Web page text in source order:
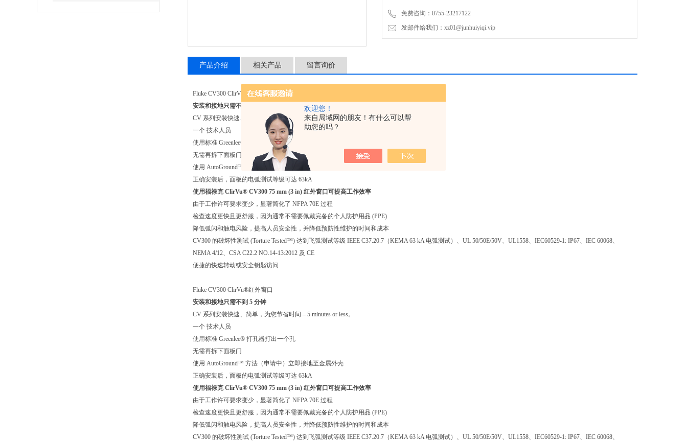
欢迎您！
来自局域网的朋友！有什么可以帮
助您的吗？
一个 技术人员
免费咨询：0755-23217122
发邮件给我们：xz01@junhuiyiqi.vip
产品介绍 相关产品 留言询价
Fluke CV300 ClirVu®红外窗口
安装和接地只需不到 5 分钟
CV 系列安装快速、简单，为您节省时间 – 5 minutes or less。
一个 技术人员
使用标准 Greenlee® 打孔器打出一个孔
无需再拆下面板门
使用 AutoGround™ 方法（申请中）立即接地至金属外壳
正确安装后，面板的电弧测试等级可达 63kA
使用福禄克 ClirVu® CV300 75 mm (3 in) 红外窗口可提高工作效率
由于工作许可要求变少，显著简化了 NFPA 70E 过程
检查速度更快且更舒服，因为通常不需要佩戴完备的个人防护用品 (PPE)
降低弧闪和触电风险，提高人员安全性，并降低预防性维护的时间和成本
CV300 的破坏性测试 (Torture Tested™) 达到飞弧测试等级 IEEE C37.20.7（KEMA 63 kA 电弧测试）、UL 50/50E/50V、UL1558、IEC60529-1: IP67、IEC 60068、
NEMA 4/12、CSA C22.2 NO.14-13:2012 及 CE
便捷的快速转动或安全钥匙访问
Fluke CV300 ClirVu®红外窗口
安装和接地只需不到 5 分钟
CV 系列安装快速、简单，为您节省时间 – 5 minutes or less。
一个 技术人员
使用标准 Greenlee® 打孔器打出一个孔
无需再拆下面板门
使用 AutoGround™ 方法（申请中）立即接地至金属外壳
正确安装后，面板的电弧测试等级可达 63kA
使用福禄克 ClirVu® CV300 75 mm (3 in) 红外窗口可提高工作效率
由于工作许可要求变少，显著简化了 NFPA 70E 过程
检查速度更快且更舒服，因为通常不需要佩戴完备的个人防护用品 (PPE)
降低弧闪和触电风险，提高人员安全性，并降低预防性维护的时间和成本
CV300 的破坏性测试 (Torture Tested™) 达到飞弧测试等级 IEEE C37.20.7（KEMA 63 kA 电弧测试）、UL 50/50E/50V、UL1558、IEC60529-1: IP67、IEC 60068、